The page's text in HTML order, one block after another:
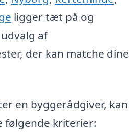
ligger tæt på og
af
der kan matche dine
en byggerådgiver, kan
følgende kriterier: